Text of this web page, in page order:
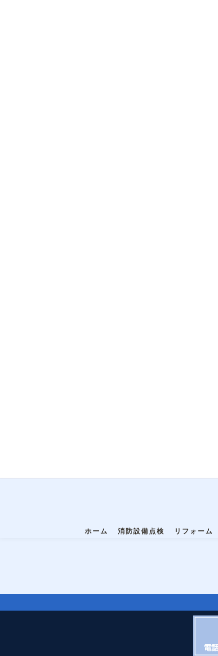
ホーム 消防設備点検 リフォーム